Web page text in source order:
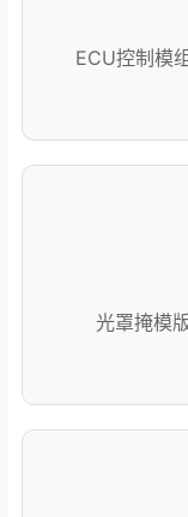
ECU控制模
光罩掩模